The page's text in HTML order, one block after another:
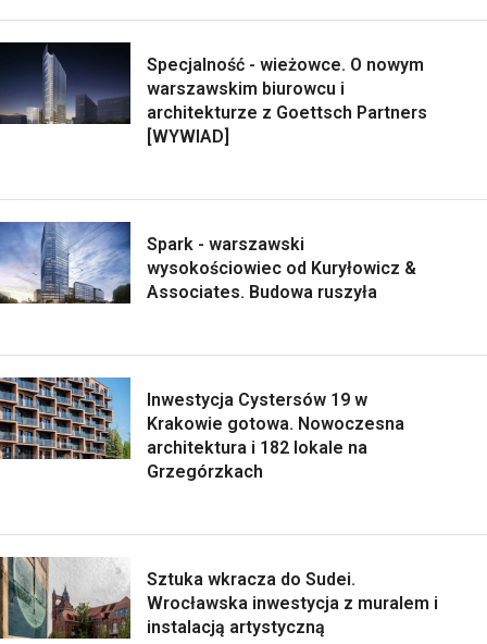
Specjalność - wieżowce. O nowym
warszawskim biurowcu i
architekturze z Goettsch Partners
[WYWIAD]
Spark - warszawski
wysokościowiec od Kuryłowicz &
Associates. Budowa ruszyła
Inwestycja Cystersów 19 w
Krakowie gotowa. Nowoczesna
architektura i 182 lokale na
Grzegórzkach
Sztuka wkracza do Sudei.
Wrocławska inwestycja z muralem i
instalacją artystyczną